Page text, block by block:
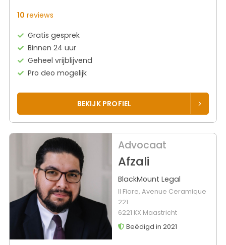
10 reviews
Gratis gesprek
Binnen 24 uur
Geheel vrijblijvend
Pro deo mogelijk
BEKIJK PROFIEL
Advocaat
Afzali
BlackMount Legal
Il Fiore, Avenue Ceramique
221
6221 KX Maastricht
Beëdigd in 2021